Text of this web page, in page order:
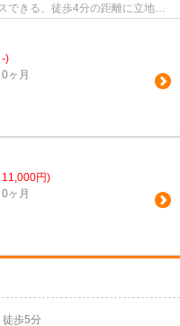
できる、徒歩4分の距離に立地す
-)
ヶ月
円)
ヶ月
徒歩5分